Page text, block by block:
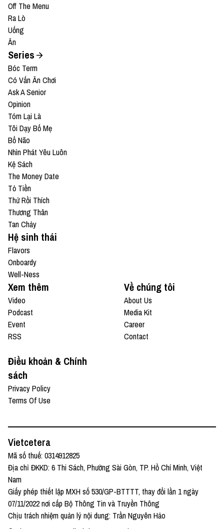
Off The Menu
Ra Lò
Uống
Ăn
Series
Bóc Term
Có Vấn Ăn Chơi
Ask A Senior
Opinion
Tóm Lại Là
Tôi Dạy Bố Mẹ
Bổ Não
Nhìn Phát Yêu Luôn
Kệ Sách
The Money Date
Tỏ Tiền
Thử Rồi Thích
Thương Thân
Tan Chảy
Hệ sinh thái
Flavors
Onboardy
Well-Ness
Xem thêm
Video
Podcast
Event
RSS
Về chúng tôi
About Us
Media Kit
Career
Contact
Điều khoản & Chính
sách
Privacy Policy
Terms Of Use
Vietcetera
Mã số thuế: 0314912825
Địa chỉ ĐKKD: 6 Thi Sách, Phường Sài Gòn, TP. Hồ Chí Minh, Việt
Nam
Giấy phép thiết lập MXH số 530/GP-BTTTT, thay đổi lần 1 ngày
07/11/2022 nơi cấp Bộ Thông Tin và Truyền Thông
Chịu trách nhiệm quản lý nội dung: Trần Nguyên Hảo